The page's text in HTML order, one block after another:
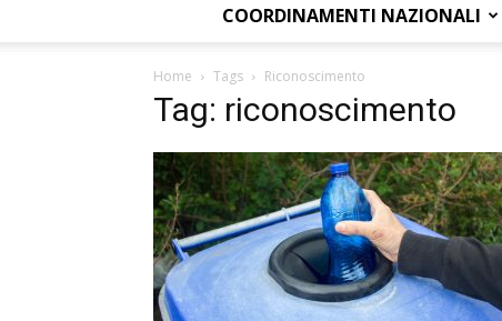
COORDINAMENTI NAZIONALI
Home Tags Riconoscimento
Tag: riconoscimento